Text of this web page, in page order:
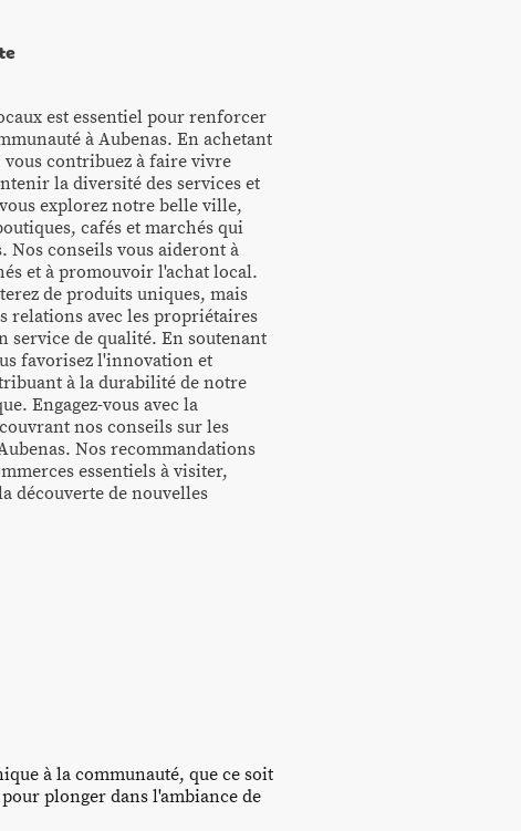
est essentiel pour renforcer
à Aubenas. En achetant
vous contribuez à faire vivre
la diversité des services et
explorez notre belle ville,
cafés et marchés qui
Nos conseils vous aideront à
et à promouvoir l'achat local.
de produits uniques, mais
relations avec les propriétaires
service de qualité. En soutenant
favorisez l'innovation et
à la durabilité de notre
Engagez-vous avec la
nos conseils sur les
Nos recommandations
essentiels à visiter,
découverte de nouvelles
à la communauté, que ce soit
plonger dans l'ambiance de